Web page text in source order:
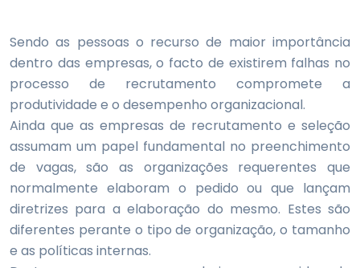
Sendo as pessoas o recurso de maior importância
dentro das empresas, o facto de existirem falhas no
processo de recrutamento compromete a
produtividade e o desempenho organizacional.
Ainda que as empresas de recrutamento e seleção
assumam um papel fundamental no preenchimento
de vagas, são as organizações requerentes que
normalmente elaboram o pedido ou que lançam
diretrizes para a elaboração do mesmo. Estes são
diferentes perante o tipo de organização, o tamanho
e as políticas internas.